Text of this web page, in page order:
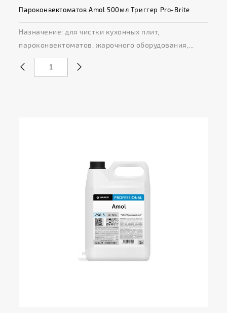
Пароконвектоматов Amol 500мл Триггер Pro-Brite
Назначение: для чистки кухонных плит,
пароконвектоматов, жарочного оборудования,...